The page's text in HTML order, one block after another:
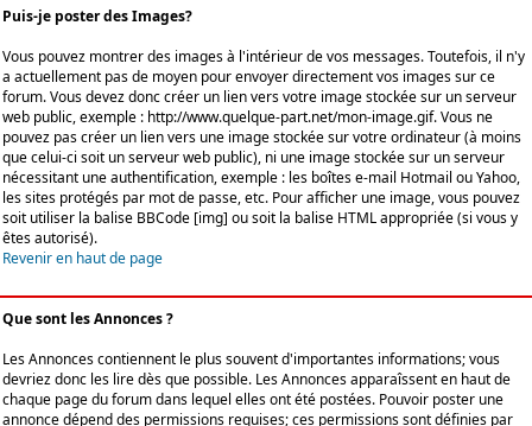
Puis-je poster des Images?
Vous pouvez montrer des images à l'intérieur de vos messages. Toutefois, il n'y
a actuellement pas de moyen pour envoyer directement vos images sur ce
forum. Vous devez donc créer un lien vers votre image stockée sur un serveur
web public, exemple : http://www.quelque-part.net/mon-image.gif. Vous ne
pouvez pas créer un lien vers une image stockée sur votre ordinateur (à moins
que celui-ci soit un serveur web public), ni une image stockée sur un serveur
nécessitant une authentification, exemple : les boîtes e-mail Hotmail ou Yahoo,
les sites protégés par mot de passe, etc. Pour afficher une image, vous pouvez
soit utiliser la balise BBCode [img] ou soit la balise HTML appropriée (si vous y
êtes autorisé).
Revenir en haut de page
Que sont les Annonces ?
Les Annonces contiennent le plus souvent d'importantes informations; vous
devriez donc les lire dès que possible. Les Annonces apparaîssent en haut de
chaque page du forum dans lequel elles ont été postées. Pouvoir poster une
annonce dépend des permissions requises; ces permissions sont définies par